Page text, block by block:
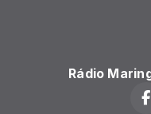
Rádio